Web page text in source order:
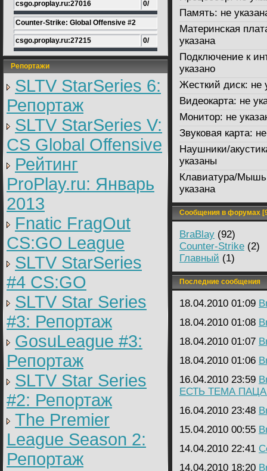
csgo.proplay.ru:27016 0/
Counter-Strike: Global Offensive #2
csgo.proplay.ru:27215 0/
Репортажи
SLTV StarSeries 6:
Репортаж
SLTV StarSeries V:
CS Global Offensive
Рейтинг
ProPlay.ru: Январь
2013
Fnatic FragOut
CS:GO League
SLTV StarSeries
#4 CS:GO
SLTV Star Series
#3: Репортаж
GosuLeague #3:
Репортаж
SLTV Star Series
#2: Репортаж
The Premier
League Season 2:
Репортаж
Память: не
Материнская
указана
Подключение к
указано
Жесткий диск: не
Видеокарта: не
Монитор: не
Звуковая карта:
Наушники/
указаны
Клавиатура/
указана
Сообщения в форумах
BraBlay (92)
Counter-Strike (2)
Главный (1)
Последние сообщения
18.04.2010 01:09
18.04.2010 01:08
18.04.2010 01:07
18.04.2010 01:06
16.04.2010 23:59
ЕСТЬ ТЕМА
16.04.2010 23:48
15.04.2010 00:55
14.04.2010 22:41
14.04.2010 18:20